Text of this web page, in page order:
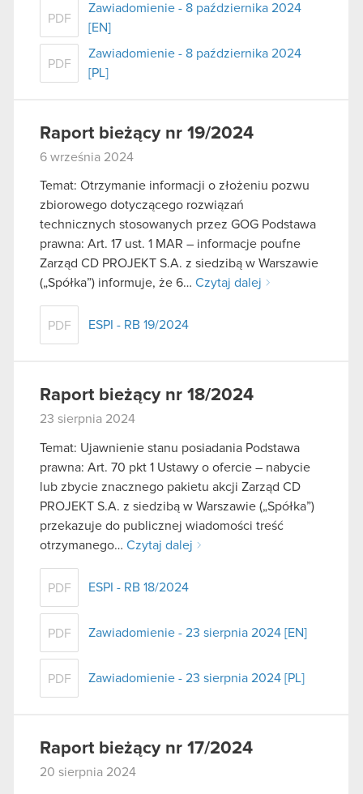
PDF
Zawiadomienie - 8 października 2024
[EN]
PDF
Zawiadomienie - 8 października 2024
[PL]
Raport bieżący nr 19/2024
6 września 2024
Temat: Otrzymanie informacji o złożeniu pozwu
zbiorowego dotyczącego rozwiązań
technicznych stosowanych przez GOG Podstawa
prawna: Art. 17 ust. 1 MAR – informacje poufne
Zarząd CD PROJEKT S.A. z siedzibą w Warszawie
(„Spółka”) informuje, że 6… Czytaj dalej
PDF ESPI - RB 19/2024
Raport bieżący nr 18/2024
23 sierpnia 2024
Temat: Ujawnienie stanu posiadania Podstawa
prawna: Art. 70 pkt 1 Ustawy o ofercie – nabycie
lub zbycie znacznego pakietu akcji Zarząd CD
PROJEKT S.A. z siedzibą w Warszawie („Spółka”)
przekazuje do publicznej wiadomości treść
otrzymanego… Czytaj dalej
PDF ESPI - RB 18/2024
PDF Zawiadomienie - 23 sierpnia 2024 [EN]
PDF Zawiadomienie - 23 sierpnia 2024 [PL]
Raport bieżący nr 17/2024
20 sierpnia 2024